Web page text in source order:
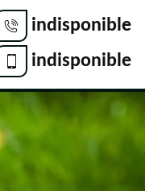
indisponible
indisponible